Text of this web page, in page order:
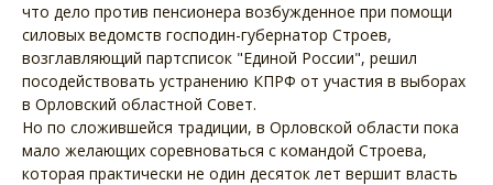
что дело против пенсионера возбужденное при помощи
силовых ведомств господин-губернатор Строев,
возглавляющий партсписок "Единой России", решил
посодействовать устранению КПРФ от участия в выборах
в Орловский областной Совет.
Но по сложившейся традиции, в Орловской области пока
мало желающих соревноваться с командой Строева,
которая практически не один десяток лет вершит власть